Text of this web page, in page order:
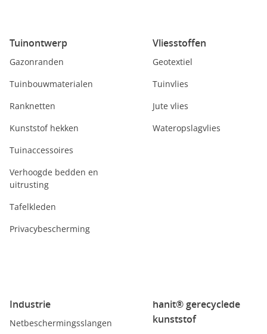
Tuinontwerp
Gazonranden
Tuinbouwmaterialen
Ranknetten
Kunststof hekken
Tuinaccessoires
Verhoogde bedden en
uitrusting
Tafelkleden
Privacybescherming
Vliesstoffen
Geotextiel
Tuinvlies
Jute vlies
Wateropslagvlies
Industrie
Netbeschermingsslangen
hanit® gerecyclede
kunststof